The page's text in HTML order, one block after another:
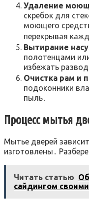
Удаление
скребок для
моющего
перекрывая
Вытирание
полотенцами
избежать
Очистка рам и
подоконники
пыль․
Процесс мытья
Мытье дверей
изготовлены․
Читать статью
сайдингом